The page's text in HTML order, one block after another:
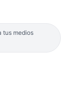
tus medios